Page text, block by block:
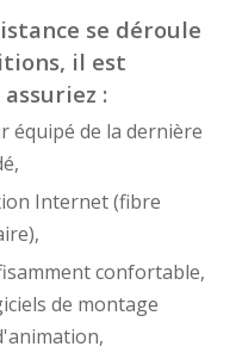
se déroule
il est
:
équipé de la dernière
Internet (fibre
confortable,
de montage